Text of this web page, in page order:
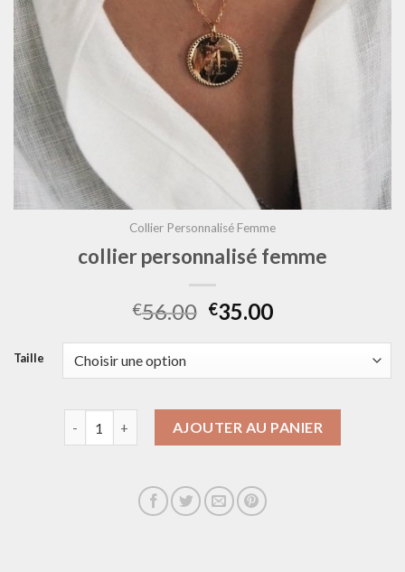
Collier Personnalisé Femme
collier personnalisé femme
€56.00 €35.00
Taille
AJOUTER AU PANIER